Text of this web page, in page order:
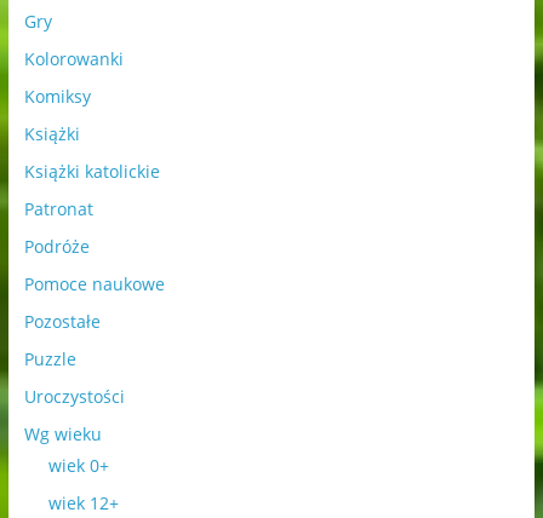
Gry
Kolorowanki
Komiksy
Książki
Książki katolickie
Patronat
Podróże
Pomoce naukowe
Pozostałe
Puzzle
Uroczystości
Wg wieku
wiek 0+
wiek 12+